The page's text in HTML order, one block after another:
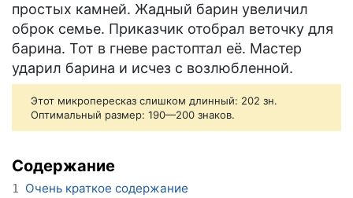
простых камней. Жадный барин увеличил
оброк семье. Приказчик отобрал веточку для
барина. Тот в гневе растоптал её. Мастер
ударил барина и исчез с возлюбленной.
Этот микропересказ слишком длинный: 202 зн.
Оптимальный размер: 190—200 знаков.
Содержание
1 Очень краткое содержание